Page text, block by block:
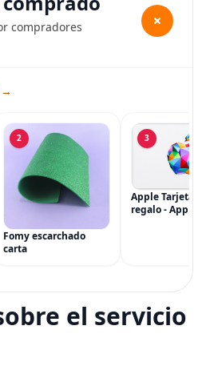
compradores
+
→
2
Fomy escarchado
carta
3
Apple Tarjeta
regalo - App
el servicio